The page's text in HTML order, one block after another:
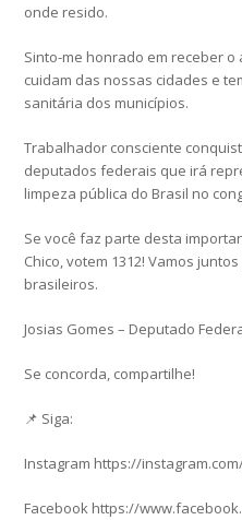
onde resido.
Sinto-me honrado em receber
cuidam das nossas cidades e
sanitária dos municípios.
Trabalhador consciente
deputados federais que irá
limpeza pública do Brasil no
Se você faz parte desta
Chico, votem 1312! Vamos
brasileiros.
Josias Gomes – Deputado
Se concorda, compartilhe!
📌 Siga:
Instagram https://
Facebook https://